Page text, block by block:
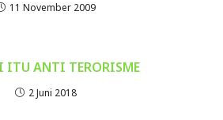
11 November 2009
ITU ANTI TERORISME
2 Juni 2018